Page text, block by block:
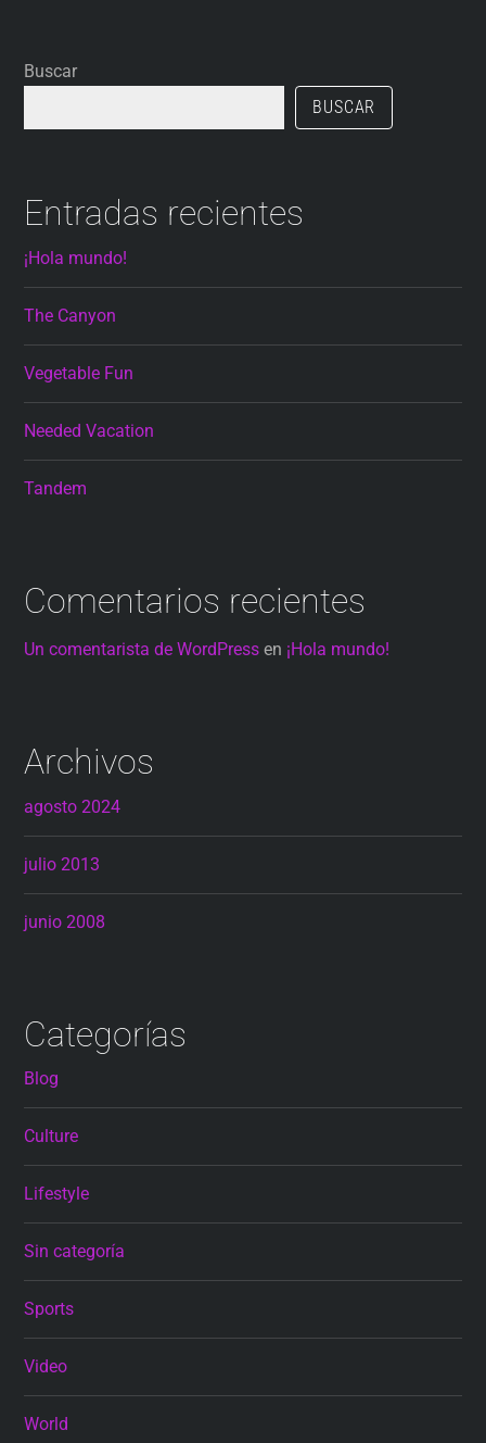
Buscar
BUSCAR
Entradas recientes
¡Hola mundo!
The Canyon
Vegetable Fun
Needed Vacation
Tandem
Comentarios recientes
Un comentarista de WordPress en ¡Hola mundo!
Archivos
agosto 2024
julio 2013
junio 2008
Categorías
Blog
Culture
Lifestyle
Sin categoría
Sports
Video
World